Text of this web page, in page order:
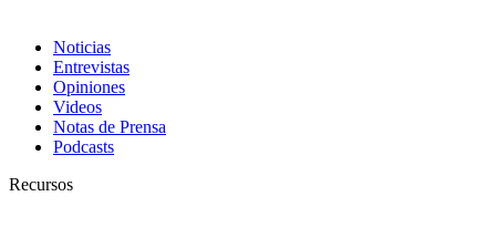
Noticias
Entrevistas
Opiniones
Videos
Notas de Prensa
Podcasts
Recursos